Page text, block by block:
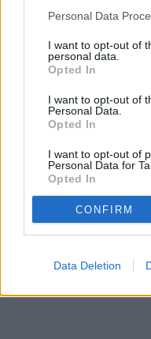
Personal Data
I want to opt-out of
personal data.
Opted In
I want to opt-out of
Personal Data.
Opted In
I want to opt-out of
Personal Data for
Opted In
CONFIRM
Data Deletion